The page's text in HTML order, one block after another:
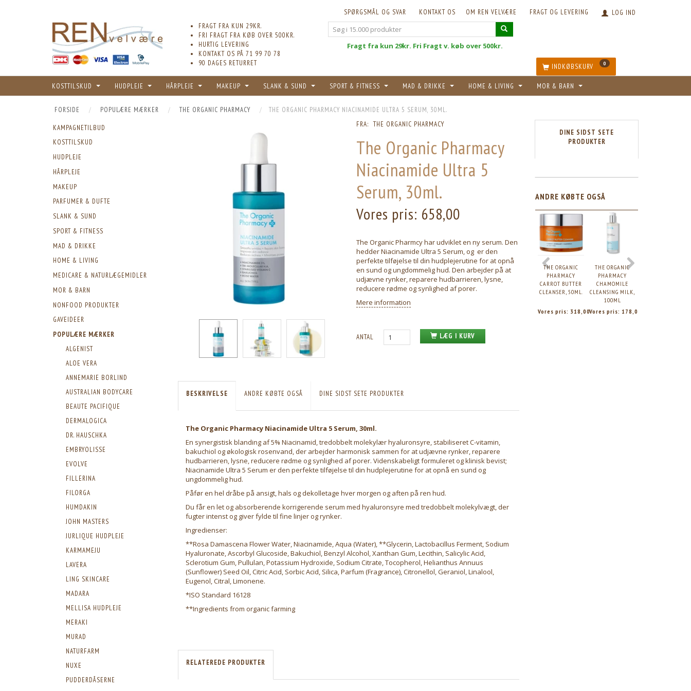
LOG IND
FRAGT OG LEVERING
OM REN VELVÆRE
KONTAKT OS
SPØRGSMÅL OG SVAR
FRAGT FRA KUN 29KR.
FRI FRAGT FRA KØB OVER 500KR.
HURTIG LEVERING
KONTAKT OS PÅ 71 99 70 78
90 DAGES RETURRET
Fragt fra kun 29kr. Fri Fragt v. køb over 500kr.
INDKØBSKURV 0
KOSTTILSKUD HUDPLEJE HÅRPLEJE MAKEUP SLANK & SUND SPORT & FITNESS MAD & DRIKKE HOME & LIVING MOR & BARN
FORSIDE POPULÆRE MÆRKER THE ORGANIC PHARMACY THE ORGANIC PHARMACY NIACINAMIDE ULTRA 5 SERUM, 30ML.
KAMPAGNETILBUD
KOSTTILSKUD
HUDPLEJE
HÅRPLEJE
MAKEUP
PARFUMER & DUFTE
SLANK & SUND
SPORT & FITNESS
MAD & DRIKKE
HOME & LIVING
MEDICARE & NATURLÆGEMIDLER
MOR & BARN
NONFOOD PRODUKTER
GAVEIDEER
POPULÆRE MÆRKER
ALGENIST
ALOE VERA
ANNEMARIE BORLIND
AUSTRALIAN BODYCARE
BEAUTE PACIFIQUE
DERMALOGICA
DR. HAUSCHKA
EMBRYOLISSE
EVOLVE
FILLERINA
FILORGA
HUMDAKIN
JOHN MASTERS
JURLIQUE HUDPLEJE
KARMAMEJU
LAVERA
LING SKINCARE
MADARA
MELLISA HUDPLEJE
MERAKI
MURAD
NATURFARM
NUXE
PUDDERDÅSERNE
FRA: THE ORGANIC PHARMACY
The Organic Pharmacy
Niacinamide Ultra 5
Serum, 30ml.
Vores pris: 658,00
The Organic Pharmcy har udviklet en ny serum. Den
hedder Niacinamide Ultra 5 Serum, og er den
perfekte tilføjelse til din hudplejerutine for at opnå
en sund og ungdommelig hud. Den arbejder på at
udjævne rynker, reparere hudbarrieren, lysne,
reducere rødme og synlighed af porer.
Mere information
ANTAL LÆG I KURV
BESKRIVELSE ANDRE KØBTE OGSÅ DINE SIDST SETE PRODUKTER
The Organic Pharmacy Niacinamide Ultra 5 Serum, 30ml.
En synergistisk blanding af 5% Niacinamid, tredobbelt molekylær hyaluronsyre, stabiliseret C-vitamin,
bakuchiol og økologisk rosenvand, der arbejder harmonisk sammen for at udjævne rynker, reparere
hudbarrieren, lysne, reducere rødme og synlighed af porer. Videnskabeligt formuleret og klinisk bevist;
Niacinamide Ultra 5 Serum er den perfekte tilføjelse til din hudplejerutine for at opnå en sund og
ungdommelig hud.
Påfør en hel dråbe på ansigt, hals og dekolletage hver morgen og aften på ren hud.
Du får en let og absorberende korrigerende serum med hyaluronsyre med tredobbelt molekylvægt, der
fugter intenst og giver fylde til fine linjer og rynker.
Ingredienser:
**Rosa Damascena Flower Water, Niacinamide, Aqua (Water), **Glycerin, Lactobacillus Ferment, Sodium
Hyaluronate, Ascorbyl Glucoside, Bakuchiol, Benzyl Alcohol, Xanthan Gum, Lecithin, Salicylic Acid,
Sclerotium Gum, Pullulan, Potassium Hydroxide, Sodium Citrate, Tocopherol, Helianthus Annuus
(Sunflower) Seed Oil, Citric Acid, Sorbic Acid, Silica, Parfum (Fragrance), Citronellol, Geraniol, Linalool,
Eugenol, Citral, Limonene.
*ISO Standard 16128
**Ingredients from organic farming
RELATEREDE PRODUKTER
DINE SIDST SETE
PRODUKTER
ANDRE KØBTE OGSÅ
THE ORGANIC
PHARMACY
CARROT BUTTER
CLEANSER, 50ML.
Vores pris: 318,00
THE ORGANIC
PHARMACY
CHAMOMILE
CLEANSING MILK,
100ML
Vores pris:178,00